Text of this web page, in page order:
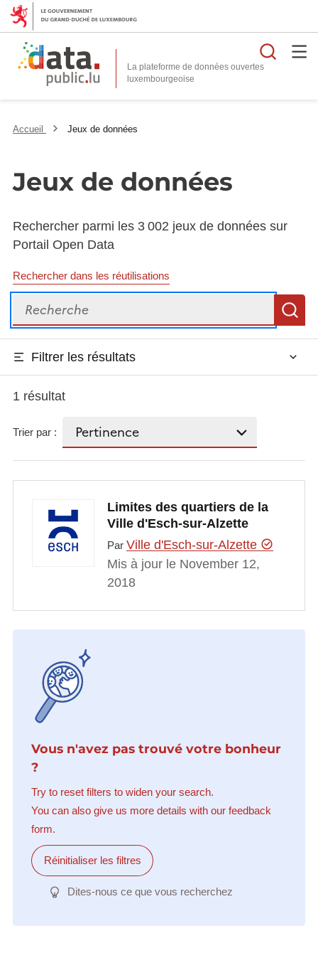
La plateforme de données ouvertes
Accueil Jeux de données
Jeux de données
Rechercher parmi les 3 002 jeux de données sur
Portail Open Data
Rechercher dans les réutilisations
Recherche
Filtrer les résultats
1 résultat
Trier par :
Limites des quartiers de la
Ville d'Esch-sur-Alzette
Par Ville d'Esch-sur-Alzette
Mis à jour le November 12,
2018
Vous n'avez pas trouvé votre bonheur
?
Try to reset filters to widen your search.
You can also give us more details with our feedback
form.
Réinitialiser les filtres
Dites-nous ce que vous recherchez